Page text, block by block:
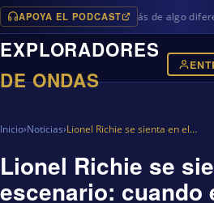
APOYA EL PODCAST
en iVoox, además de algo
EXPLORADORES
DE ONDAS
Inicio›Noticias›Lionel Richie se sienta en el…
Lionel Richie se
escenario: cuando